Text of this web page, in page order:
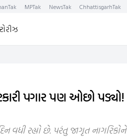
MPTak NewsTak ChhattisgarhTak
પગાર પણ ઓછો
વધી રહ્યો છે. પરંતુ જાગૃત